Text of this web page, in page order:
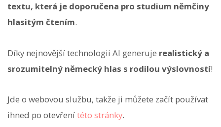
textu, která je doporučena pro studium němčiny
hlasitým čtením.
Díky nejnovější technologii AI generuje realistický a
srozumitelný německý hlas s rodilou výslovností!
Jde o webovou službu, takže ji můžete začít používat
ihned po otevřenítéto stránky.